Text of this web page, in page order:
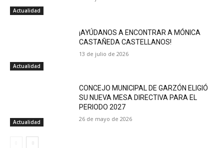
Actualidad
Actualidad
¡AYÚDANOS A ENCONTRAR A MÓNICA
CASTAÑEDA CASTELLANOS!
13 de julio de 2026
Actualidad
CONCEJO MUNICIPAL DE GARZÓN ELIGIÓ
SU NUEVA MESA DIRECTIVA PARA EL
PERIODO 2027
26 de mayo de 2026